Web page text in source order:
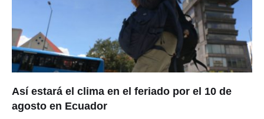
Así estará el clima en el feriado por el 10 de
agosto en Ecuador